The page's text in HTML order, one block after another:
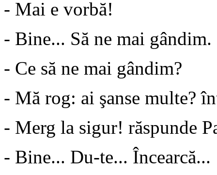
- Mai e vorbă!
- Bine... Să ne mai gândim.
- Ce să ne mai gândim?
- Mă rog: ai şanse multe?
- Merg la sigur! răspunde
- Bine... Du-te... Încearcă...